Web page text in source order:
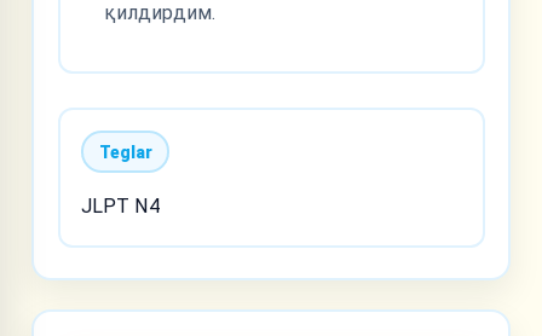
қилдирдим.
Teglar
JLPT N4